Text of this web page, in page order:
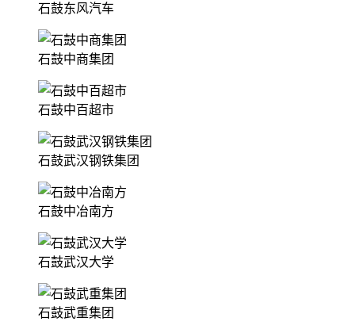
石鼓东风汽车
石鼓中商集团
石鼓中百超市
石鼓武汉钢铁集团
石鼓中冶南方
石鼓武汉大学
石鼓武重集团